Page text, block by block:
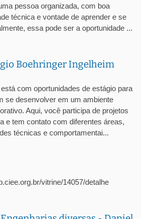
pessoa organizada, com boa
técnica e vontade de aprender e se
essa pode ser a oportunidade ...
Boehringer Ingelheim
com oportunidades de estágio para
se desenvolver em um ambiente
Aqui, você participa de projetos
e tem contato com diferentes áreas,
técnicas e comportamentai...
vitrine/14057/detalhe